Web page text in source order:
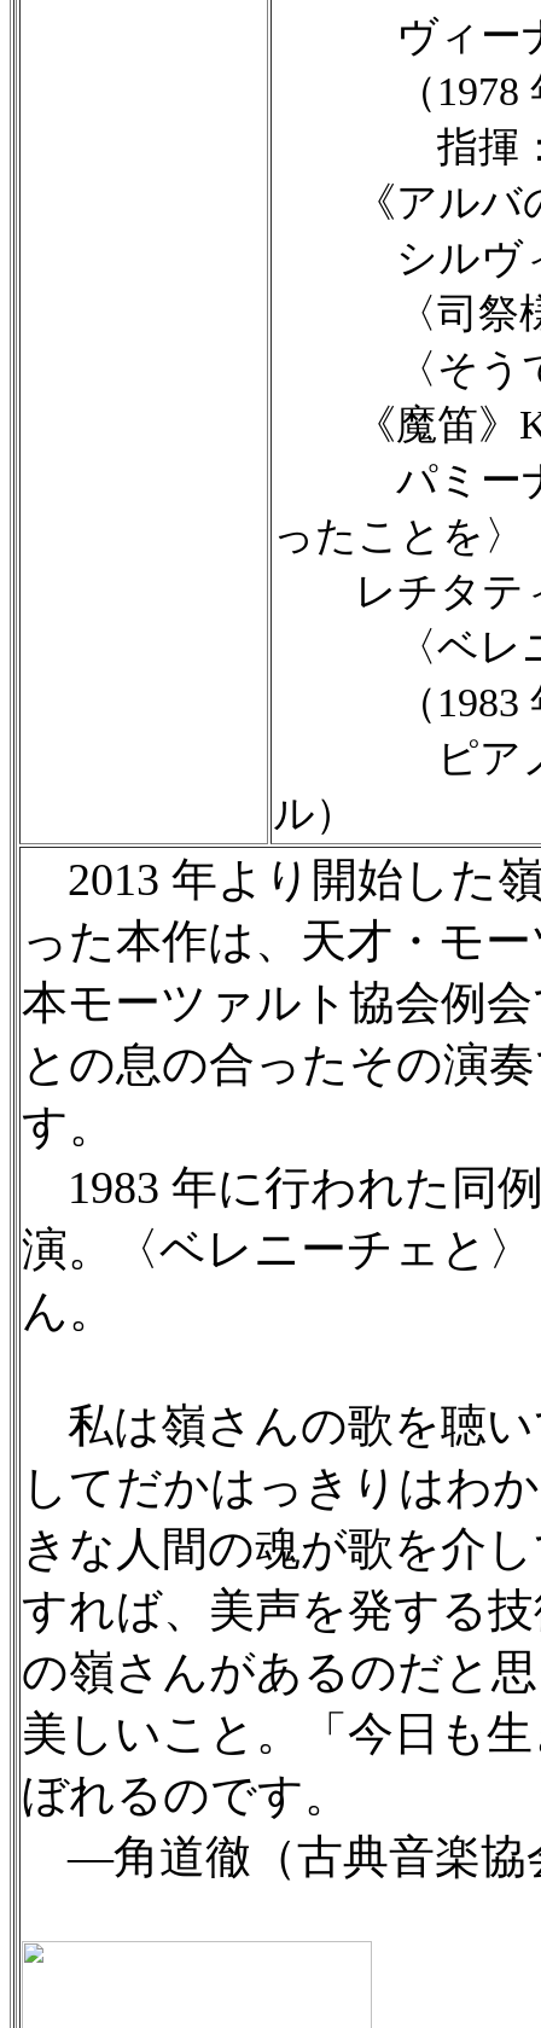
ヴィーナス
（1978 年6
指揮：三
《アルバの
シルヴィ
〈司祭様
〈そうで
《魔笛》
パミーナの
ったことを〉
レチタテ
〈ベレニ
（1983 年
ピアノ：
ル）
2013 年より開始した
った本作は、天才・モ
本モーツァルト協会例
との息の合ったその演
す。
1983 年に行われた同
演。〈ベレニーチェと
ん。
私は嶺さんの歌を聴
してだかはっきりはわ
きな人間の魂が歌を介
すれば、美声を発する
の嶺さんがあるのだと
美しいこと。「今日も
ぼれるのです。
—角道徹（古典音楽協